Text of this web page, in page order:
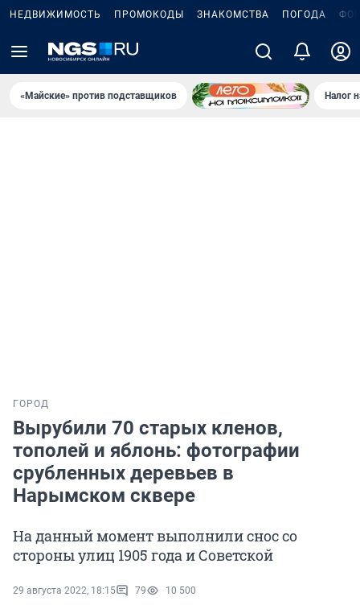
НЕДВИЖИМОСТЬ ПРОМОКОДЫ ЗНАКОМСТВА ПОГОДА
«Майские» против подставщиков Налог
ГОРОД
Вырубили 70 старых кленов,
тополей и яблонь: фотографии
срубленных деревьев в
Нарымском сквере
На данный момент выполнили снос со
стороны улиц 1905 года и Советской
29 августа 2022, 18:15 79 10 500